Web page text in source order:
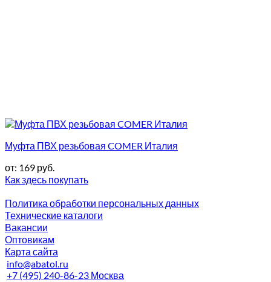
Муфта ПВХ резьбовая COMER Италия
от: 169 руб.
Как здесь покупать
Политика обработки персональных данных
Технические каталоги
Вакансии
Оптовикам
Карта сайта
info@abatol.ru
+7 (495) 240-86-23 Москва